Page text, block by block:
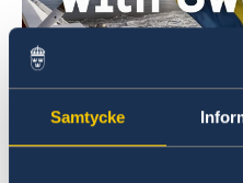
Samtycke
Fazer negócios
Aqui poderá obter